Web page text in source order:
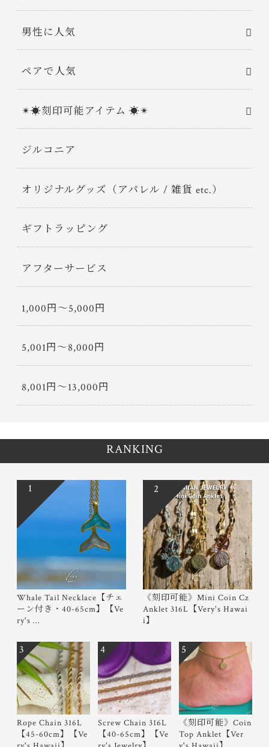
男性に人気
ペアで人気
✴︎☀︎刻印可能アイテム ☀︎✴︎
ジルコニア
オリジナルグッズ（アパレル / 雑貨 etc.）
ギフトラッピング
アフターサービス
1,000円〜5,000円
5,001円〜8,000円
8,001円〜13,000円
RANKING
Whale Tail Necklace【チェ
ーン付き・40-65cm】【Ve
ry's …
1
《刻印可能》Mini Coin Cz
Anklet 316L【Very's Hawai
i】
2
Rope Chain 316L
【45-60cm】【Ve
3
Screw Chain 316L
【40-65cm】【Ve
4
《刻印可能》Coin
Top Anklet【Ver
5